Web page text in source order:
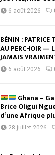
6 août 2026
BÉNIN : PATRICE
AU PERCHOIR —
JAMAIS
6 août 2026
Ghana –
Brice Oligui
d’une Afrique
28 juillet 2026